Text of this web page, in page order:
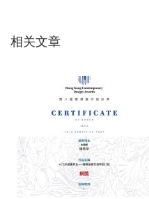
航
：
变
岩
洞
避
相关文章